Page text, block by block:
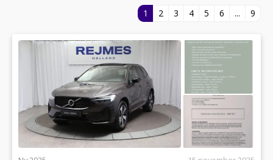
1 2 3 4 5 6 ... 9